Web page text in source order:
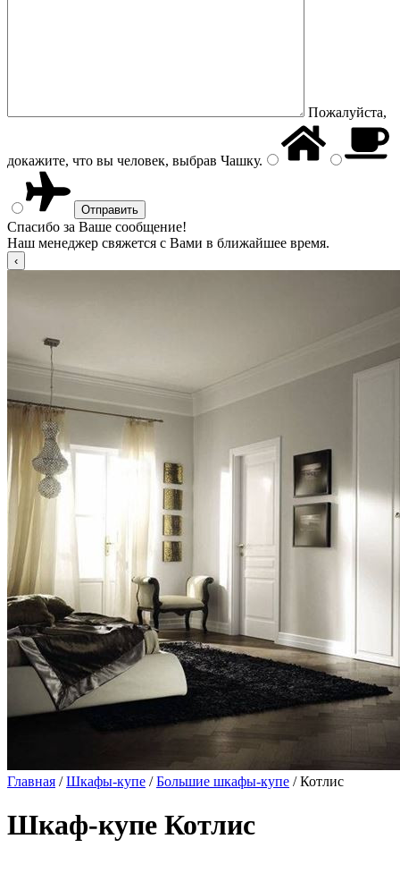
Пожалуйста,
докажите, что вы человек, выбрав Чашку.
Спасибо за Ваше сообщение!
Наш менеджер свяжется с Вами в ближайшее время.
Главная /Шкафы-купе /Большие шкафы-купе / Котлис
Шкаф-купе Котлис